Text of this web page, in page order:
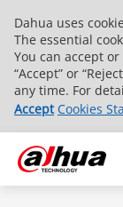
Dahua uses
The essential
You can accept
“Accept” or
any time. For
Accept Cookies